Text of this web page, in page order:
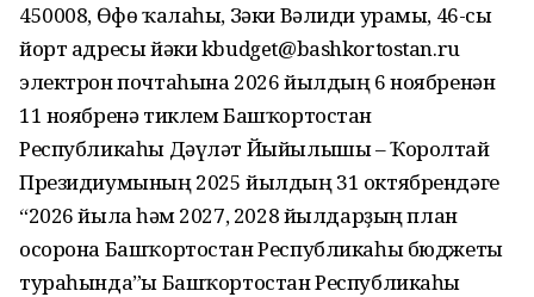
450008, Өфө ҡалаһы, Зәки Вәлиди урамы, 46-сы
йорт адресы йәки kbudget@bashkortostan.ru
электрон почтаһына 2026 йылдың 6 ноябренән
11 ноябренә тиклем Башҡортостан
Республикаһы Дәүләт Йыйылышы – Ҡоролтай
Президиумының 2025 йылдың 31 октябрендәге
“2026 йылға һәм 2027, 2028 йылдарҙың план
осорона Башҡортостан Республикаһы бюджеты
тураһында”ғы Башҡортостан Республикаһы